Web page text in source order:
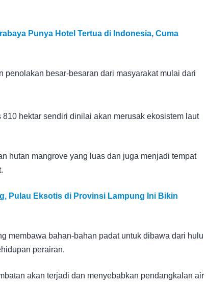
Punya Hotel Tertua di Indonesia, Cuma
penolakan besar-besaran dari masyarakat mulai dari
hektar sendiri dinilai akan merusak ekosistem laut
hutan mangrove yang luas dan juga menjadi tempat
Pulau Eksotis di Provinsi Lampung Ini Bikin
membawa bahan-bahan padat untuk dibawa dari hulu
perairan.
akan terjadi dan menyebabkan pendangkalan air